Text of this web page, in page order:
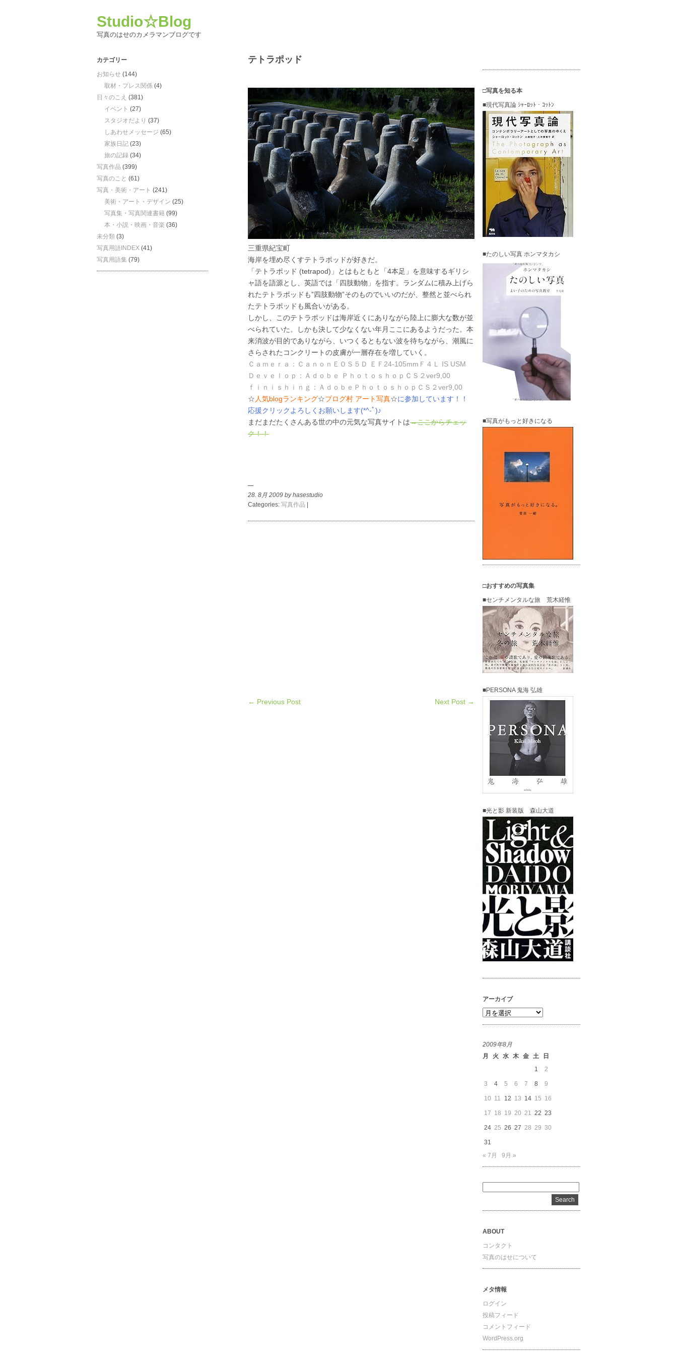
Studio☆Blog
写真のはせのカメラマンブログです
カテゴリー
お知らせ (144)
取材・プレス関係 (4)
日々のこえ (381)
イベント (27)
スタジオだより (37)
しあわせメッセージ (65)
家族日記 (23)
旅の記録 (34)
写真作品 (399)
写真のこと (61)
写真・美術・アート (241)
美術・アート・デザイン (25)
写真集・写真関連書籍 (99)
本・小説・映画・音楽 (36)
未分類 (3)
写真用語INDEX (41)
写真用語集 (79)
テトラポッド
三重県紀宝町
海岸を埋め尽くすテトラポッドが好きだ。
「テトラポッド (tetrapod)」とはもともと「4本足」を意味するギリシ
ャ語を語源とし、英語では「四肢動物」を指す。ランダムに積み上げら
れたテトラポッドも”四肢動物”そのものでいいのだが、整然と並べられ
たテトラポッドも風合いがある。
しかし、このテトラポッドは海岸近くにありながら陸上に膨大な数が並
べられていた。しかも決して少なくない年月ここにあるようだった。本
来消波が目的でありながら、いつくるともない波を待ちながら、潮風に
さらされたコンクリートの皮膚が一層存在を増していく。
Ｃａｍｅｒａ：ＣａｎｏｎＥＯＳ５Ｄ ＥＦ24-105mmＦ４Ｌ IS USM
Ｄｅｖｅｌｏｐ：Ａｄｏｂｅ ＰｈｏｔｏｓｈｏｐＣＳ２ver9,00
ｆｉｎｉｓｈｉｎｇ：ＡｄｏｂｅＰｈｏｔｏｓｈｏｐＣＳ２ver9,00
☆ 人気blogランキング☆ブログ村 アート写真☆に参加しています！！
応援クリックよろしくお願いします(*^-ﾟ)♪
まだまだたくさんある世の中の元気な写真サイトは→ここからチェッ
ク！！
28. 8月 2009 by hasestudio
Categories: 写真作品
← Previous Post Next Post →
□写真を知る本
■現代写真論 ｼｬｰﾛｯﾄ・ｺｯﾄﾝ
■たのしい写真 ホンマタカシ
■写真がもっと好きになる
□おすすめの写真集
■センチメンタルな旅 荒木経惟
■PERSONA 鬼海 弘雄
■光と影 新装版 森山大道
アーカイブ
ア
ー
イ
ブ
2009年8月
月
火 水 木 金 土
日
1
2
3 4 5 6 7 8 9
10 11 12 13 14 15 16
17 18 19 20 21 22 23
24 25 26 27 28 29 30
31
« 7月
9月 »
ABOUT
コンタクト
写真のはせについて
メタ情報
ログイン
投稿フィード
コメントフィード
WordPress.org